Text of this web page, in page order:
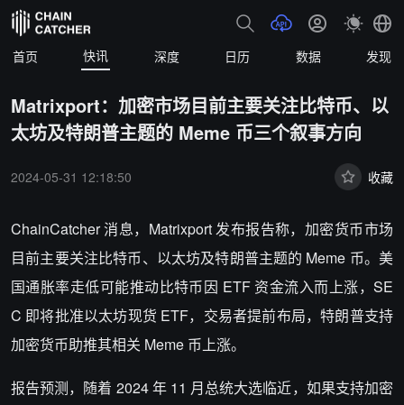
首页 快讯 深度 日历 数据 发现
Matrixport：加密市场目前主要关注比特币、以
太坊及特朗普主题的 Meme 币三个叙事方向
2024-05-31 12:18:50 收藏
ChainCatcher 消息， Matrixport 发布报告称，加密货币市场
目前主要关注比特币、以太坊及特朗普主题的 Meme 币。美
国通胀率走低可能推动比特币因 ETF 资金流入而上涨，SE
C 即将批准以太坊现货 ETF，交易者提前布局，特朗普支持
加密货币助推其相关 Meme 币上涨。
报告预测，随着 2024 年 11 月总统大选临近，如果支持加密